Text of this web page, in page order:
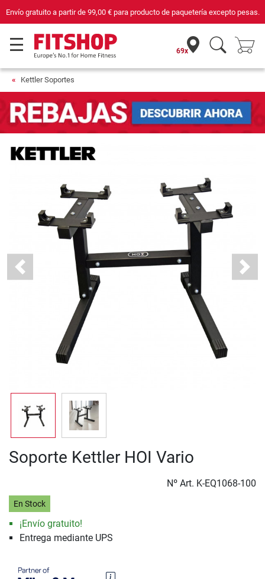
Envío gratuito a partir de 99,00 €para producto de paquetería excepto pesas.
69x
Kettler Soportes
Previous Next
Soporte Kettler HOI Vario
Nº Art. K-EQ1068-100
En Stock
¡Envío gratuito!
Entrega mediante UPS